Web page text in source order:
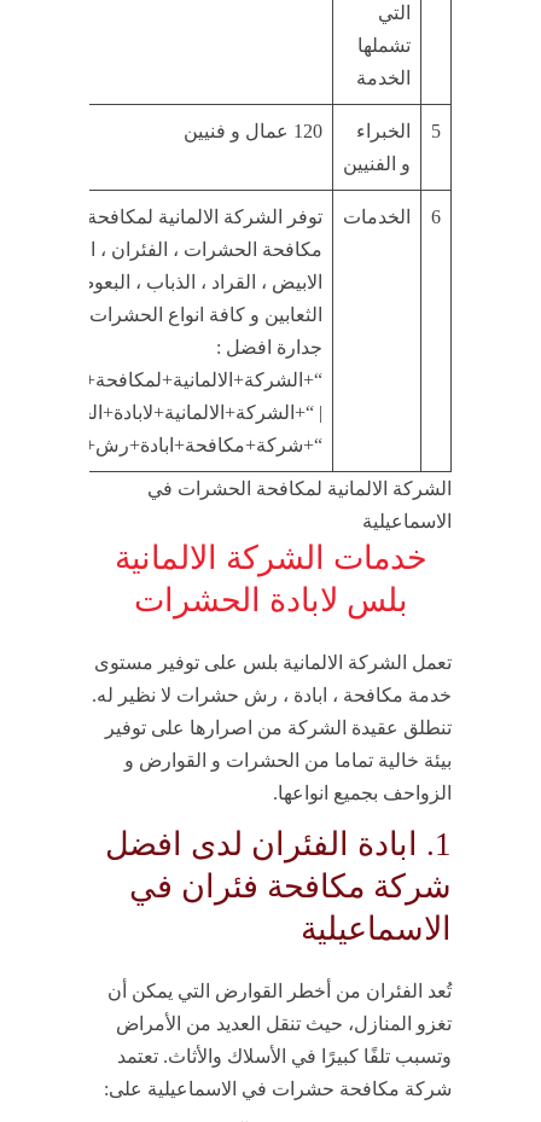
التي
تشملها
الخدمة
5
الخبراء
و الفنيين
120 عمال و فنيين
6 الخدمات
توفر الشركة الالمانية لمكافحة
مكافحة الحشرات ، الفئران ، الصراصير ،
الابيض ، القراد ، الذباب ، البعوض ،
الثعابين و كافة انواع الحشرات و
جدارة افضل :
|
الشركة الالمانية لمكافحة الحشرات في
الاسماعيلية
خدمات الشركة الالمانية
بلس لابادة الحشرات
تعمل الشركة الالمانية بلس على توفير مستوى
خدمة مكافحة ، ابادة ، رش حشرات لا نظير له.
تنطلق عقيدة الشركة من اصرارها على توفير
بيئة خالية تماما من الحشرات و القوارض و
الزواحف بجميع انواعها.
1. ابادة الفئران لدى افضل
شركة مكافحة فئران في
الاسماعيلية
تُعد الفئران من أخطر القوارض التي يمكن أن
تغزو المنازل، حيث تنقل العديد من الأمراض
وتسبب تلفًا كبيرًا في الأسلاك والأثاث. تعتمد
شركة مكافحة حشرات في الاسماعيلية على: